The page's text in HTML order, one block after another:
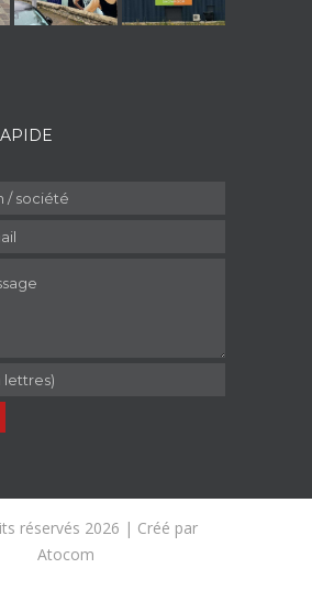
réservés 2026 | Créé par
Atocom